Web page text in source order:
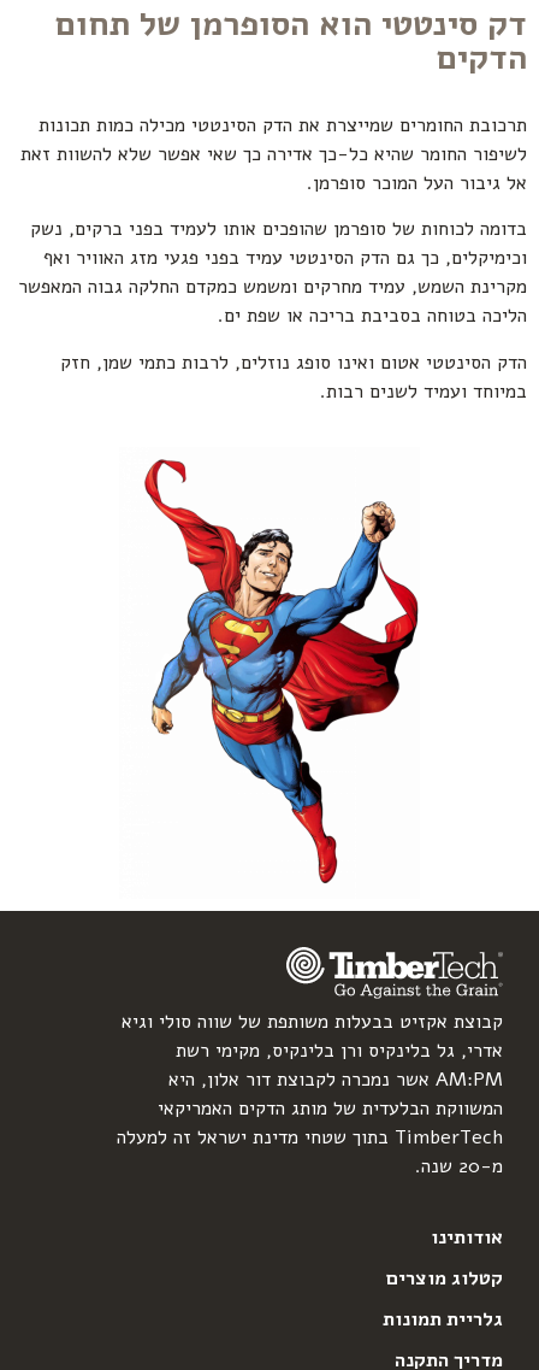
דק סינטטי הוא הסופרמן של תחום
הדקים
תרכובת החומרים שמייצרת את הדק הסינטטי מכילה כמות תכונות
לשיפור החומר שהיא כל-כך אדירה כך שאי אפשר שלא להשוות זאת
אל גיבור העל המוכר סופרמן.
בדומה לכוחות של סופרמן שהופכים אותו לעמיד בפני ברקים, נשק
וכימיקלים, כך גם הדק הסינטטי עמיד בפני פגעי מזג האוויר ואף
מקרינת השמש, עמיד מחרקים ומשמש כמקדם החלקה גבוה המאפשר
הליכה בטוחה בסביבת בריכה או שפת ים.
הדק הסינטטי אטום ואינו סופג נוזלים, לרבות כתמי שמן, חזק
במיוחד ועמיד לשנים רבות.
קבוצת אקזיט בבעלות משותפת של שווה סולי וגיא
אדרי, גל בלינקיס ורן בלינקיס, מקימי רשת
AM:PM אשר נמכרה לקבוצת דור אלון, היא
המשווקת הבלעדית של מותג הדקים האמריקאי
TimberTech בתוך שטחי מדינת ישראל זה למעלה
מ-20 שנה.
אודותינו
קטלוג מוצרים
גלריית תמונות
מדריך התקנה